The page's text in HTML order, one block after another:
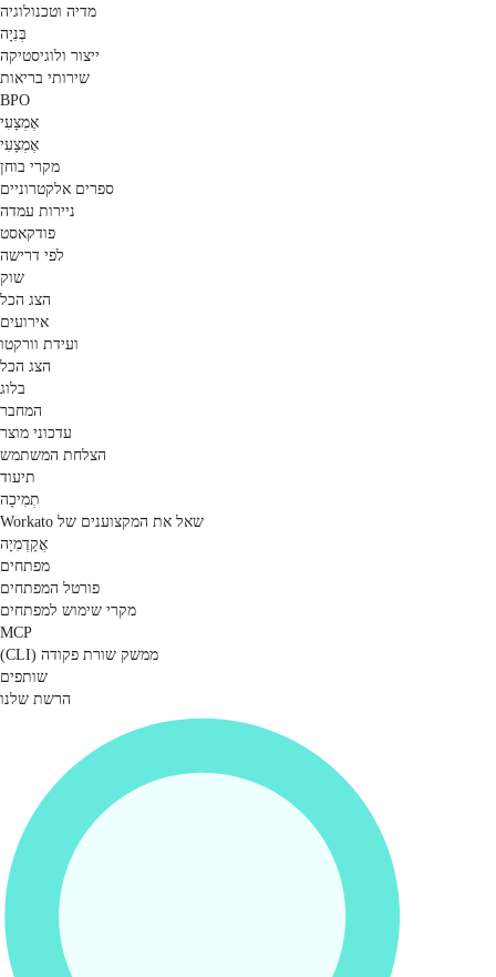
מדיה וטכנולוגיה
בְּנִיָה
ייצור ולוגיסטיקה
שירותי בריאות
BPO
אֶמְצָעִי
אֶמְצָעִי
מקרי בוחן
ספרים אלקטרוניים
ניירות עמדה
פודקאסט
לפי דרישה
שוק
הצג הכל
אירועים
ועידת וורקטו
הצג הכל
בלוג
המחבר
עדכוני מוצר
הצלחת המשתמש
תיעוד
תְמִיכָה
שאל את המקצוענים של Workato
אֲקָדֶמִיָה
מפתחים
פורטל המפתחים
מקרי שימוש למפתחים
MCP
ממשק שורת פקודה (CLI)
שותפים
הרשת שלנו